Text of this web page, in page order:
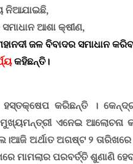
ନିଆଯାଇଛି,
ଆଶା କ୍ଷୀଣ,
ଜଳ ବିବାଦରସମାଧାନ
କହିଛନ୍ତି।
ହସ୍ତକ୍ଷେପ କରିଛନ୍ତି।
ଏନେଇ ଆଲୋଚନା
ଆଜି ଅର୍ଥାତ ଅଗଷ୍ଟ ୨
ମାମଲାର ପରବର୍ତ୍ତି ଶୁଣାଣି